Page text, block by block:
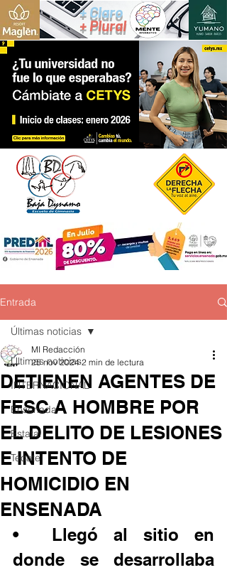
+ Claro
+ Plural
Entrada
Últimas noticias
INTERNACIONAL
Ensenada
Estatal
Tecate
Últimas noticias
DETIENEN AGENTES DE
FESC A HOMBRE POR
EL DELITO DE LESIONES
E INTENTO DE
HOMICIDIO EN
ENSENADA
MI Redacción
25 nov 2024 2 min de lectura
•	Llegó al sitio en
donde se desarrollaba